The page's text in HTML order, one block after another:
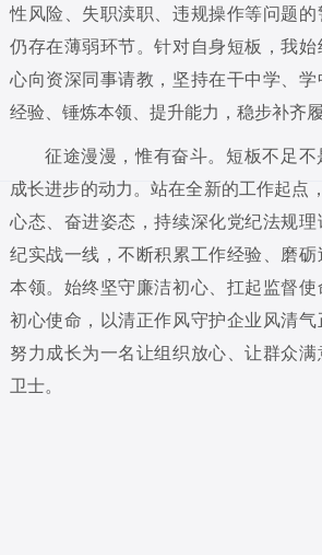
性风险、失职渎职、违规操作等问题
仍存在薄弱环节。针对自身短板，我
心向资深同事请教，坚持在干中学、
经验、锤炼本领、提升能力，稳步补齐履
征途漫漫，惟有奋斗。短板不足
成长进步的动力。站在全新的工作起点
心态、奋进姿态，持续深化党纪法规理
纪实战一线，不断积累工作经验、磨
本领。始终坚守廉洁初心、扛起监督
初心使命，以清正作风守护企业风清气
努力成长为一名让组织放心、让群众
卫士。